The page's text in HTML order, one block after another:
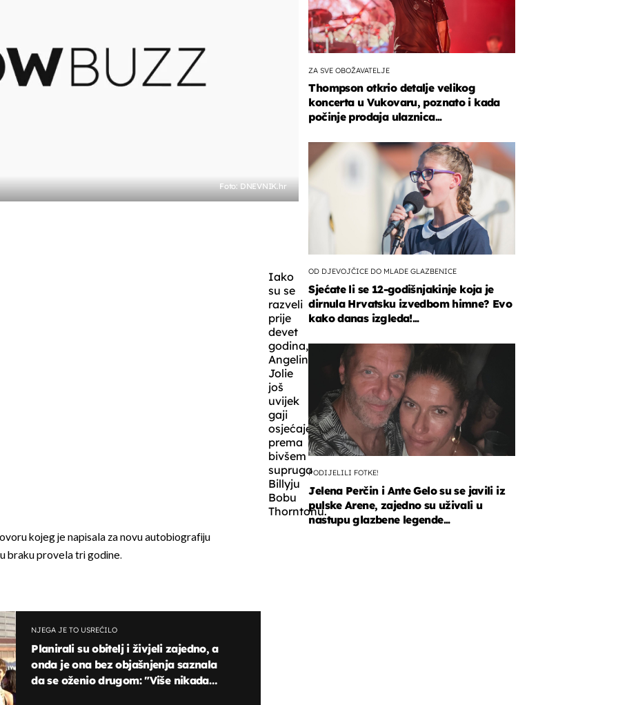
Foto: DNEVNIK.hr
Iako
su se
razveli
prije
devet
godina,
Angelina
Jolie
još
uvijek
gaji
osjećaje
prema
bivšem
supruga
Billyju
Bobu
Thorntonu.
kojeg je napisala za novu autobiografiju
braku provela tri godine.
NJEGA JE TO USREĆILO
Planirali su obitelj i živjeli zajedno, a
onda je ona bez objašnjenja saznala
da se oženio drugom: "Više nikada
ZA SVE OBOŽAVATELJE
Thompson otkrio detalje velikog
koncerta u Vukovaru, poznato i kada
počinje prodaja ulaznica...
OD DJEVOJČICE DO MLADE GLAZBENICE
Sjećate li se 12-godišnjakinje koja je
dirnula Hrvatsku izvedbom himne? Evo
kako danas izgleda!...
PODIJELILI FOTKE!
Jelena Perčin i Ante Gelo su se javili iz
pulske Arene, zajedno su uživali u
nastupu glazbene legende...